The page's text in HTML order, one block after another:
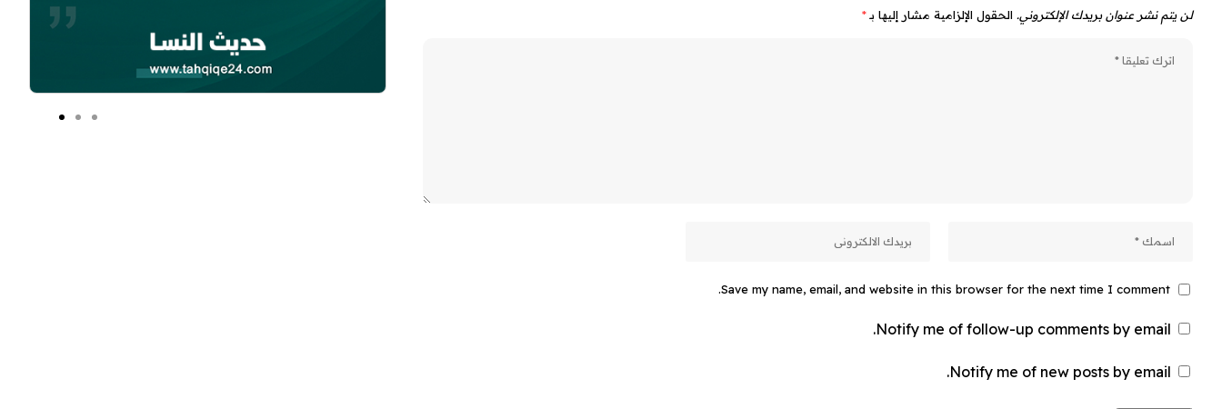
لن يتم نشر عنوان بريدك الإلكتروني. الحقول الإلزامية مشار إليها بـ*
Save my name, email, and website in this browser for the next time I comment.
Notify me of follow-up comments by email.
Notify me of new posts by email.